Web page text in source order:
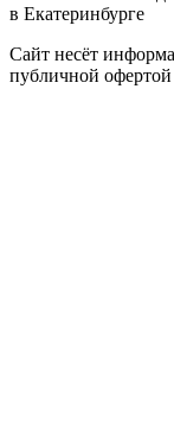
в Екатеринбурге
Сайт несёт
публичной офертой